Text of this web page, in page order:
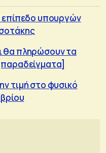
επίπεδο υπουργών
θα πληρώσουν τα
τιμή στο φυσικό